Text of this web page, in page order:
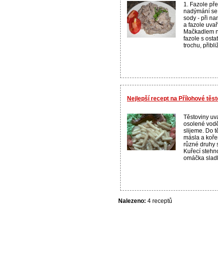
1. Fazole
nadýmání
sody - při
a fazole
Mačkadlem
fazole s
trochu,
Nejlepší recept na Přílohové
Těstoviny
osolené
slijeme. Do
másla a
různé druhy
Kuřecí
omáčka
Nalezeno: 4 receptů